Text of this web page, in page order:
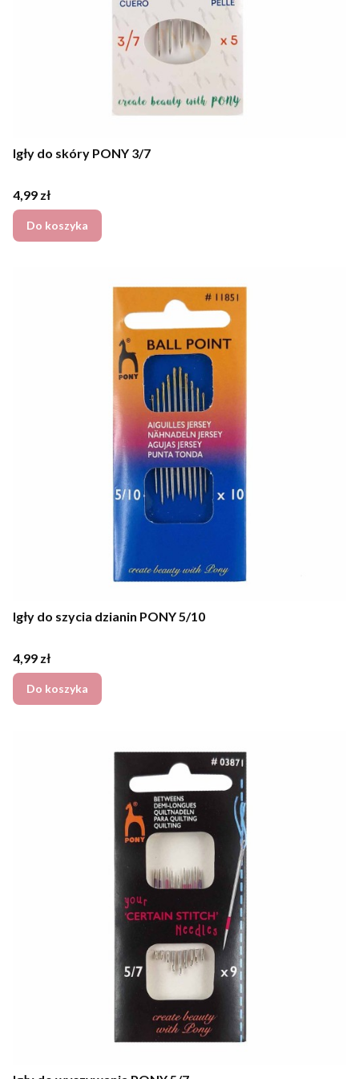
Igły do skóry PONY 3/7
Cena
4,99 zł
Do koszyka
Igły do szycia dzianin PONY 5/10
Cena
4,99 zł
Do koszyka